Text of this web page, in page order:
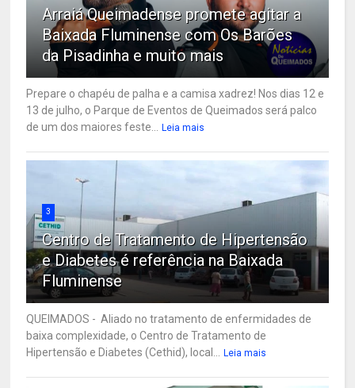
Arraiá Queimadense promete agitar a
Baixada Fluminense com Os Barões
da Pisadinha e muito mais
Prepare o chapéu de palha e a camisa xadrez! Nos dias 12 e
13 de julho, o Parque de Eventos de Queimados será palco
de um dos maiores feste...
Leia mais
3
Centro de Tratamento de Hipertensão
e Diabetes é referência na Baixada
Fluminense
QUEIMADOS - Aliado no tratamento de enfermidades de
baixa complexidade, o Centro de Tratamento de
Hipertensão e Diabetes (Cethid), local...
Leia mais